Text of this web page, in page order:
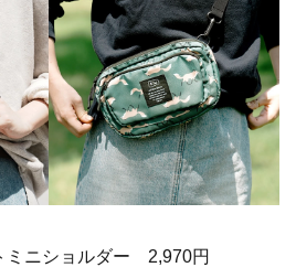
ミニショルダー 2,970円